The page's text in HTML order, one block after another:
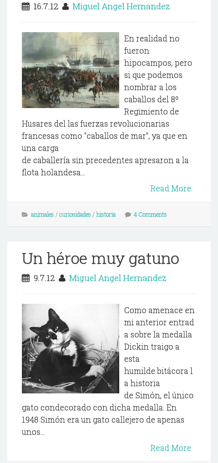
16.7.12 Miguel Angel Hernandez
En realidad no
fueron
hipocampos, pero
si que podemos
nombrar a los
caballos del 8º
Regimiento de
Husares del las fuerzas revolucionarias
francesas como "caballos de mar", ya que en
una carga
de caballería sin precedentes apresaron a la
flota holandesa...
Read More
animales / curiosidades / historia 4 Comments
Un héroe muy gatuno
9.7.12 Miguel Angel Hernandez
Como amenace en
mi anterior entrad
a sobre la medalla
Dickin traigo a
esta
humilde bitácora l
a historia
de Simón, el único
gato condecorado con dicha medalla. En
1948 Simón era un gato callejero de apenas
unos...
Read More